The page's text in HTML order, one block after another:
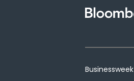
Businessweek